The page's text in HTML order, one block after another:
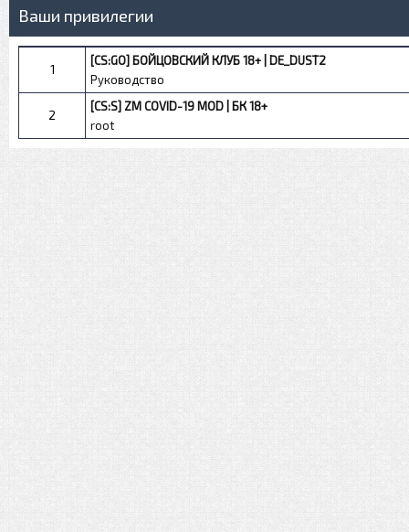
Ваши привилегии
1
[CS:GO] БОЙЦОВСКИЙ КЛУБ 18+ | DE_DUST2
Руководство
2
[CS:S] ZM COVID-19 MOD | БК 18+
root